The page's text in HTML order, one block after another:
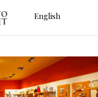
English